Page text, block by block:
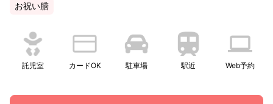
お祝い膳
託児室 カードOK 駐車場 駅近 Web予約